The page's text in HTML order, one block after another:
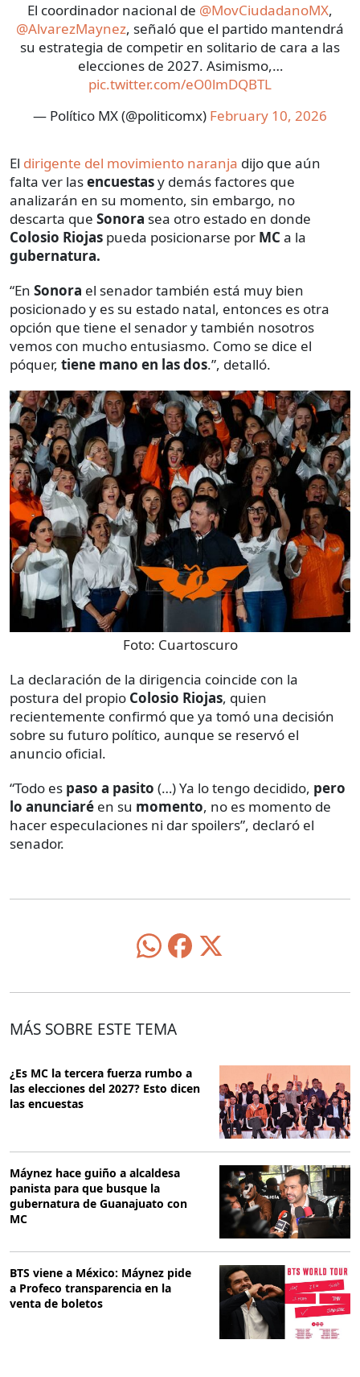
El coordinador nacional de @MovCiudadanoMX,
@AlvarezMaynez, señaló que el partido mantendrá
su estrategia de competir en solitario de cara a las
elecciones de 2027. Asimismo,…
pic.twitter.com/eO0lmDQBTL
— Político MX (@politicomx) February 10, 2026
El dirigente del movimiento naranja dijo que aún
falta ver lasencuestasy demás factores que
analizarán en su momento, sin embargo, no
descarta que Sonora sea otro estado en donde
Colosio Riojas pueda posicionarse por MC a la
gubernatura.
“En Sonora el senador también está muy bien
posicionado y es su estado natal, entonces es otra
opción que tiene el senador y también nosotros
vemos con mucho entusiasmo. Como se dice el
póquer, tiene mano en las dos.”, detalló.
Foto: Cuartoscuro
La declaración de la dirigencia coincide con la
postura del propio Colosio Riojas, quien
recientemente confirmó que ya tomó una decisión
sobre su futuro político, aunque se reservó el
anuncio oficial.
“Todo es paso a pasito (…) Ya lo tengo decidido, pero
lo anunciaré en su momento, no es momento de
hacer especulaciones ni dar spoilers”, declaró el
senador.
MÁS SOBRE ESTE TEMA
¿Es MC la tercera fuerza rumbo a
las elecciones del 2027? Esto dicen
las encuestas
Máynez hace guiño a alcaldesa
panista para que busque la
gubernatura de Guanajuato con
MC
BTS viene a México: Máynez pide
a Profeco transparencia en la
venta de boletos